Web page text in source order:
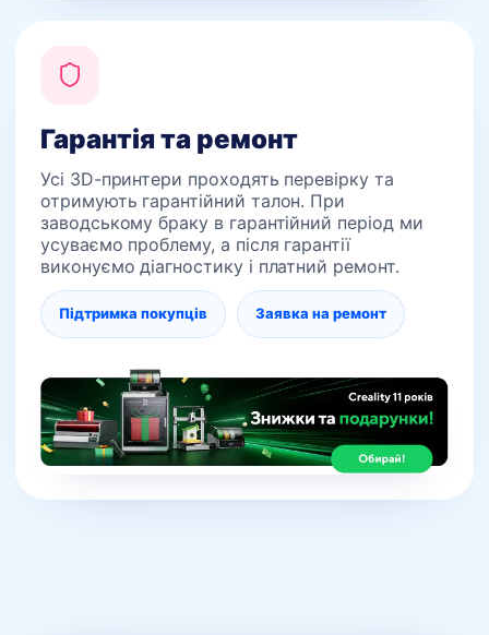
Гарантія та ремонт
Усі 3D-принтери проходять перевірку та
отримують гарантійний талон. При
заводському браку в гарантійний період ми
усуваємо проблему, а після гарантії
виконуємо діагностику і платний ремонт.
Підтримка покупців Заявка на ремонт